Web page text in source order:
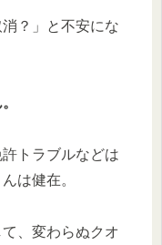
？」と不安にな
トラブルなどは
は健在。
、変わらぬクオ